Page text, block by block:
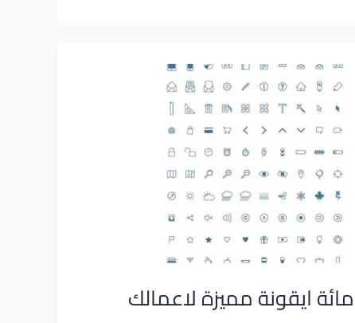
مائة ايقونة مميزة لاعمالك